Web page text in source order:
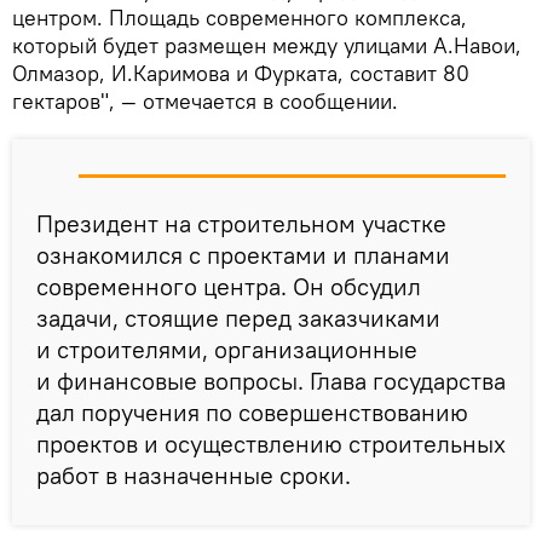
центром. Площадь современного комплекса,
который будет размещен между улицами А.Навои,
Олмазор, И.Каримова и Фурката, составит 80
гектаров", — отмечается в сообщении.
Президент на строительном участке
ознакомился с проектами и планами
современного центра. Он обсудил
задачи, стоящие перед заказчиками
и строителями, организационные
и финансовые вопросы. Глава государства
дал поручения по совершенствованию
проектов и осуществлению строительных
работ в назначенные сроки.